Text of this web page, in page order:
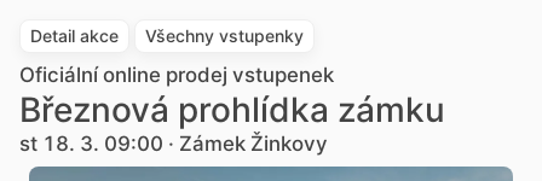
Detail akce Všechny vstupenky
Oficiální online prodej vstupenek
Březnová prohlídka zámku
st 18. 3. 09:00 · Zámek Žinkovy